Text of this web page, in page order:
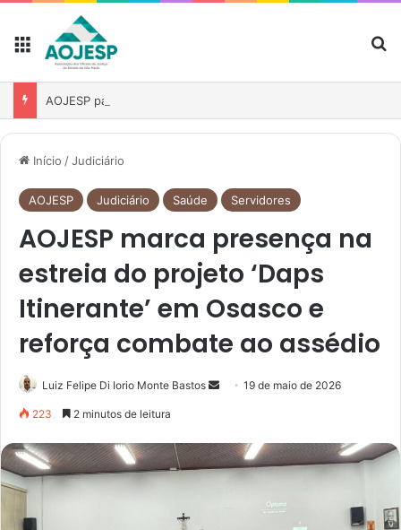
Início /Judiciário
AOJESP Judiciário Saúde Servidores
AOJESP marca presença na
estreia do projeto ‘Daps
Itinerante’ em Osasco e
reforça combate ao assédio
Luiz Felipe Di Iorio Monte Bastos 19 de maio de 2026
223 2 minutos de leitura